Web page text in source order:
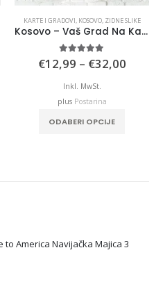
KARTE I GRADOVI, KOSOVO, ZIDNE SLIKE
Kosovo – Vaš Grad Na Karti – Black
5.00 out of 5
€12,99 – €32,00Price
Inkl. MwSt.
plus Postarina
ODABERI OPCIJE
to America Navijačka Majica 3